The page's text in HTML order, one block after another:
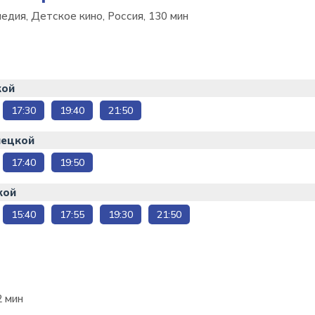
Детское кино, Россия, 130 мин
17:30 19:40 21:50
17:40 19:50
15:40 17:55 19:30 21:50
мин